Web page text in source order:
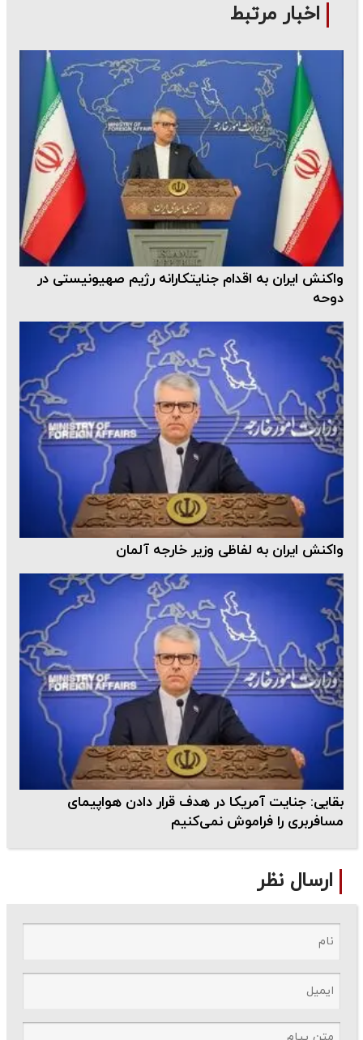
اخبار مرتبط
واکنش ایران به اقدام جنایتکارانه رژیم صهیونیستی در
دوحه
واکنش ایران به لفاظی وزیر خارجه آلمان
بقایی: جنایت آمریکا در هدف قرار دادن هواپیمای
مسافربری را فراموش نمی‌کنیم
ارسال نظر